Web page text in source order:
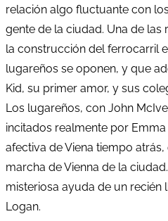
relación algo fluctuante con
gente de la ciudad. Una de las
la construcción del ferrocarril
lugareños se oponen, y que
Kid, su primer amor, y sus
Los lugareños, con John
incitados realmente por
afectiva de Viena tiempo
marcha de Vienna de la
misteriosa ayuda de un recién
Logan.